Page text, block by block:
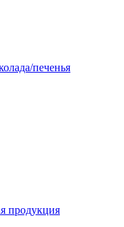
печенья
продукция